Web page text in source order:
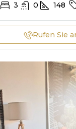
3 0 148
Rufen